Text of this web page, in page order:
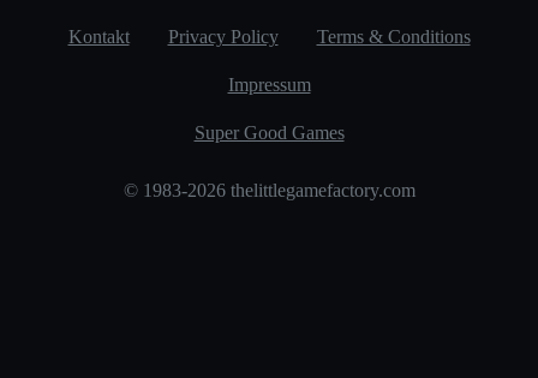
Kontakt Privacy Policy Terms & Conditions
Impressum
Super Good Games
© 1983-2026 thelittlegamefactory.com